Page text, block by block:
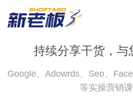
持续分享干货，与
Google、Adowrds、Seo、
等实操营销